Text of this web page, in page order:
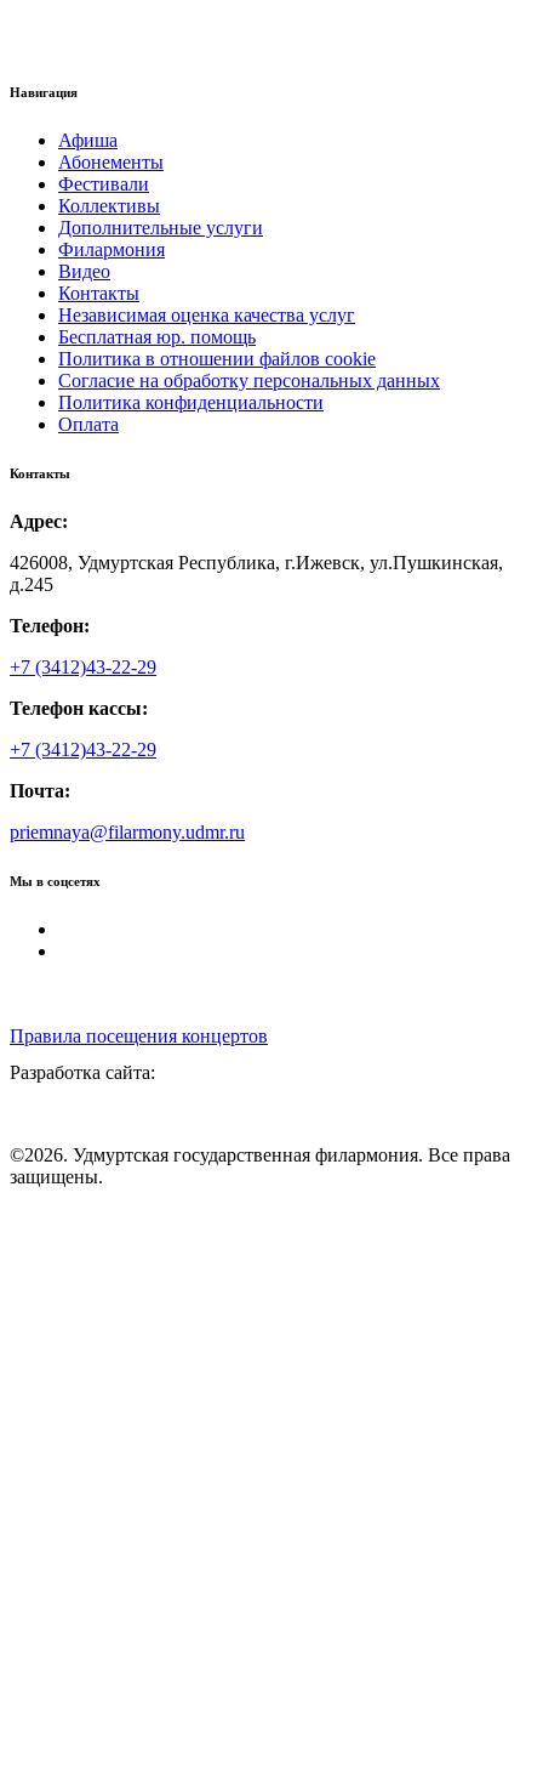
Навигация
Афиша
Абонементы
Фестивали
Коллективы
Дополнительные услуги
Филармония
Видео
Контакты
Независимая оценка качества услуг
Бесплатная юр. помощь
Политика в отношении файлов cookie
Согласие на обработку персональных данных
Политика конфиденциальности
Оплата
Контакты
Адрес:
426008, Удмуртская Республика, г.Ижевск, ул.Пушкинская,
д.245
Телефон:
+7 (3412)43-22-29
Телефон кассы:
+7 (3412)43-22-29
Почта:
priemnaya@filarmony.udmr.ru
Мы в соцсетях
Правила посещения концертов
Разработка сайта:
©2026. Удмуртская государственная филармония. Все права
защищены.